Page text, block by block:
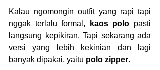
Kalau ngomongin outfit yang rapi tapi
nggak terlalu formal,
kaos polo pasti
langsung kepikiran. Tapi sekarang ada
versi yang lebih kekinian dan lagi
banyak dipakai, yaitu polo zipper.